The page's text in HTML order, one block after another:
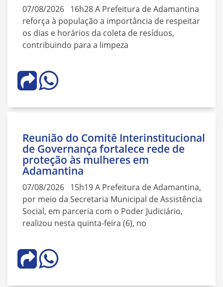
07/08/2026 16h28 A Prefeitura de Adamantina
reforça à população a importância de respeitar
os dias e horários da coleta de resíduos,
contribuindo para a limpeza
Reunião do Comitê Interinstitucional
de Governança fortalece rede de
proteção às mulheres em
Adamantina
07/08/2026 15h19 A Prefeitura de Adamantina,
por meio da Secretaria Municipal de Assistência
Social, em parceria com o Poder Judiciário,
realizou nesta quinta-feira (6), no